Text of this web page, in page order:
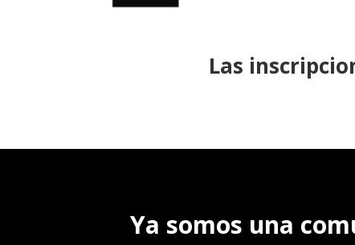
Las
Ya somos una